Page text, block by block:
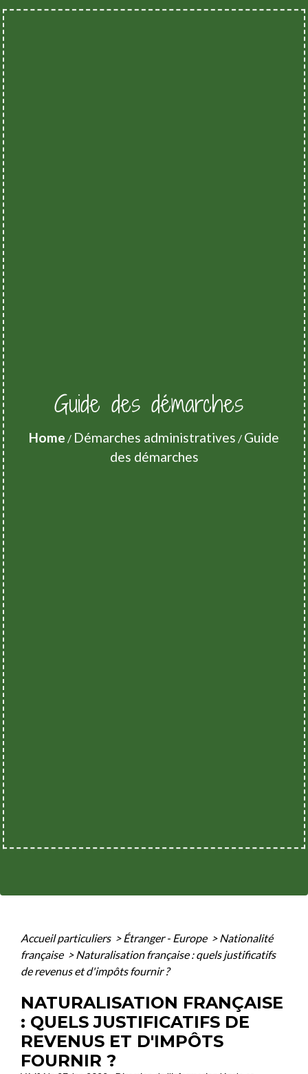
Guide des démarches
Home / Démarches administratives / Guide
des démarches
Accueil particuliers > Étranger - Europe > Nationalité
française > Naturalisation française : quels justificatifs
de revenus et d'impôts fournir ?
NATURALISATION FRANÇAISE
: QUELS JUSTIFICATIFS DE
REVENUS ET D'IMPÔTS
FOURNIR ?